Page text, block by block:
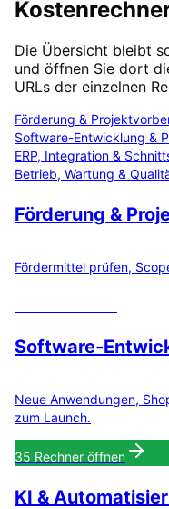
Die Übersicht bleibt
und öffnen Sie dort
URLs der einzelnen
Förderung &
Software-Entwicklung &
ERP, Integration &
Betrieb, Wartung &
Förderung &
Fördermittel prüfen,
Software-
Neue Anwendungen,
zum Launch.
35 Rechner öffnen
KI &